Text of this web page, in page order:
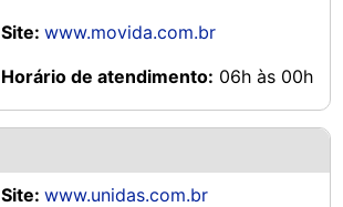
Site:www.movida.com.br
Horário de atendimento: 06h às 00h
Site:www.unidas.com.br